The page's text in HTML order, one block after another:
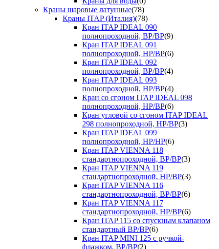
Краны шаровые латунные(78)
Краны ITAP (Италия)(78)
Кран ITAP IDEAL 090
полнопроходной, ВР/ВР(9)
Кран ITAP IDEAL 091
полнопроходной, НР/ВР(6)
Кран ITAP IDEAL 092
полнопроходной, ВР/ВР(4)
Кран ITAP IDEAL 093
полнопроходной, НР/ВР(4)
Кран со сгоном ITAP IDEAL 098
полнопроходной, НР/ВР(6)
Кран угловой со сгоном ITAP IDEAL
298 полнопроходной, НР/ВР(3)
Кран ITAP IDEAL 099
полнопроходной, НР/НР(6)
Кран ITAP VIENNA 118
стандартнопроходной, ВР/ВР(3)
Кран ITAP VIENNA 119
стандартнопроходной, НР/ВР(3)
Кран ITAP VIENNA 116
стандартнопроходной, ВР/ВР(6)
Кран ITAP VIENNA 117
стандартнопроходной, НР/ВР(6)
Кран ITAP 115 со спускным клапаном
стандартный ВР/ВР(6)
Кран ITAP MINI 125 с ручкой-
флажком, ВР/ВР(2)